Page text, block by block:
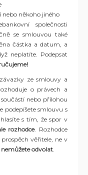
nebo někoho jiného
společnosti
se smlouvou také
částka a datum, a
neplatíte. Podepsat
ze smlouvy a
o právech a
nebo přílohou
podepíšete smlouvu s
s tím, že spor v
rozhodce. Rozhodce
věřitele, ne v
odvolat.